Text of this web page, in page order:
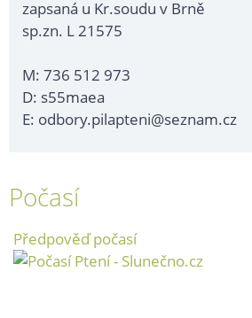
zapsaná u Kr.soudu v Brně
sp.zn. L 21575
M: 736 512 973
D: s55maea
E: odbory.pilapteni@seznam.cz
Počasí
Předpověď počasí